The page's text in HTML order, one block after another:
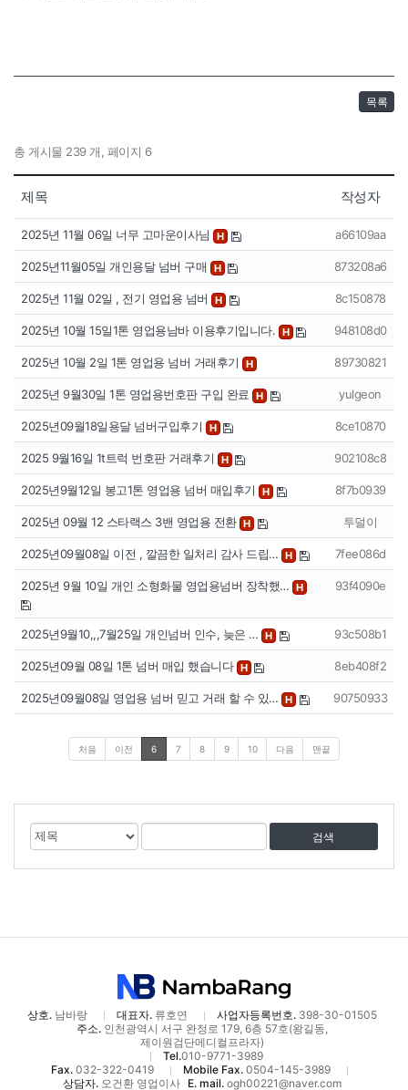
목록
총 게시물 239 개, 페이지 6
제목 작성자
2025년 11월 06일 너무 고마운이사님 H a66109aa
2025년11월05일 개인용달 넘버 구매 H 873208a6
2025년 11월 02일 , 전기 영업용 넘버 H 8c150878
2025년 10월 15일1톤 영업용남바 이용후기입니다. H 948108d0
2025년 10월 2일 1톤 영업용 넘버 거래후기 H 89730821
2025년 9월30일 1톤 영업용번호판 구입 완료 H yulgeon
2025년09월18일용달 넘버구입후기 H 8ce10870
2025 9월16일 1t트럭 번호판 거래후기 H 902108c8
2025년9월12일 봉고1톤 영업용 넘버 매입후기 H 8f7b0939
2025년 09월 12 스타랙스 3밴 영업용 전환 H 투덜이
2025년09월08일 이전 , 깔끔한 일처리 감사 드립… H 7fee086d
2025년 9월 10일 개인 소형화물 영업용넘버 장착했… H 93f4090e
2025년9월10,,,7월25일 개인넘버 인수, 늦은 … H 93c508b1
2025년09월 08일 1톤 넘버 매입 했습니다 H 8eb408f2
2025년09월08일 영업용 넘버 믿고 거래 할 수 있… H 90750933
처음 이전 6 7 8 9 10 다음 맨끝
게
물
검
색
대
검
어
상호.남바랑 대표자.류호연 사업자등록번호.398-30-01505
주소.인천광역시 서구 완정로 179, 6층 57호(왕길동,
제이원검단메디컬프라자)
Tel.010-9771-3989
Fax. 032-322-0419 Mobile Fax. 0504-145-3989
상담자.오건환 영업이사 E. mail.ogh00221@naver.com